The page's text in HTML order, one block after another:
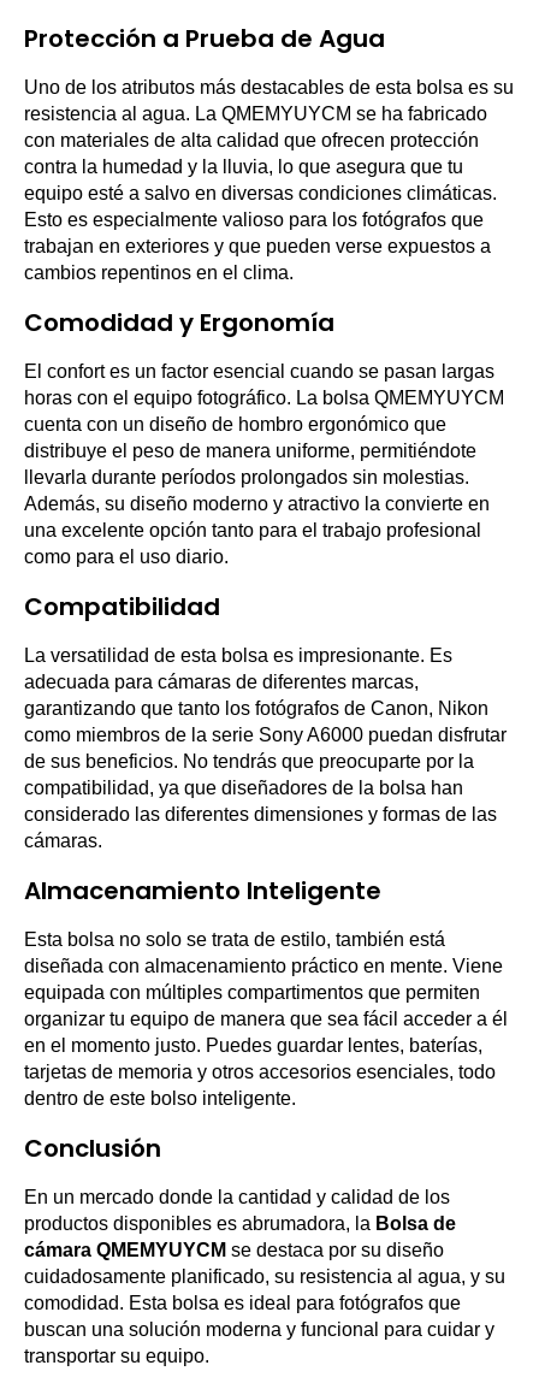
Protección a Prueba de Agua
Uno de los atributos más destacables de esta bolsa es su
resistencia al agua. La QMEMYUYCM se ha fabricado
con materiales de alta calidad que ofrecen protección
contra la humedad y la lluvia, lo que asegura que tu
equipo esté a salvo en diversas condiciones climáticas.
Esto es especialmente valioso para los fotógrafos que
trabajan en exteriores y que pueden verse expuestos a
cambios repentinos en el clima.
Comodidad y Ergonomía
El confort es un factor esencial cuando se pasan largas
horas con el equipo fotográfico. La bolsa QMEMYUYCM
cuenta con un diseño de hombro ergonómico que
distribuye el peso de manera uniforme, permitiéndote
llevarla durante períodos prolongados sin molestias.
Además, su diseño moderno y atractivo la convierte en
una excelente opción tanto para el trabajo profesional
como para el uso diario.
Compatibilidad
La versatilidad de esta bolsa es impresionante. Es
adecuada para cámaras de diferentes marcas,
garantizando que tanto los fotógrafos de Canon, Nikon
como miembros de la serie Sony A6000 puedan disfrutar
de sus beneficios. No tendrás que preocuparte por la
compatibilidad, ya que diseñadores de la bolsa han
considerado las diferentes dimensiones y formas de las
cámaras.
Almacenamiento Inteligente
Esta bolsa no solo se trata de estilo, también está
diseñada con almacenamiento práctico en mente. Viene
equipada con múltiples compartimentos que permiten
organizar tu equipo de manera que sea fácil acceder a él
en el momento justo. Puedes guardar lentes, baterías,
tarjetas de memoria y otros accesorios esenciales, todo
dentro de este bolso inteligente.
Conclusión
En un mercado donde la cantidad y calidad de los
productos disponibles es abrumadora, la Bolsa de
cámara QMEMYUYCM se destaca por su diseño
cuidadosamente planificado, su resistencia al agua, y su
comodidad. Esta bolsa es ideal para fotógrafos que
buscan una solución moderna y funcional para cuidar y
transportar su equipo.